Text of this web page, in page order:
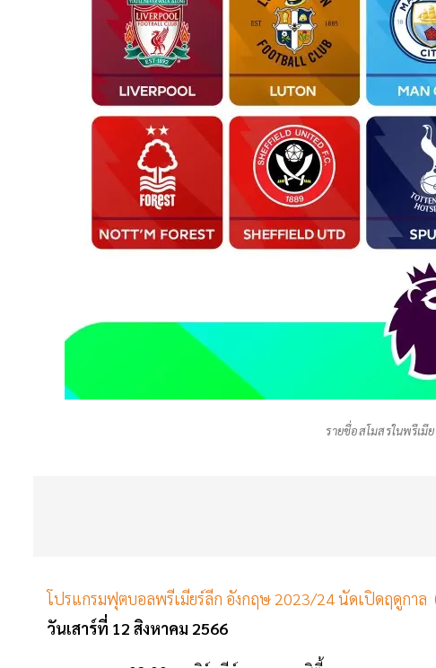
รายชื่อสโมสรในพรีเมี
โปรแกรมฟุตบอลพรีเมียร์ลีก อังกฤษ 2023/24 นัดเปิดฤดูกาล
วันเสาร์ที่ 12 สิงหาคม 2566